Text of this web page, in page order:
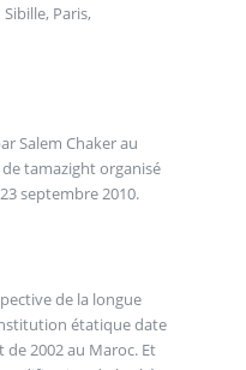
Paris,
Salem Chaker au
organisé
septembre 2010.
de la longue
étatique date
de 2002 au Maroc. Et